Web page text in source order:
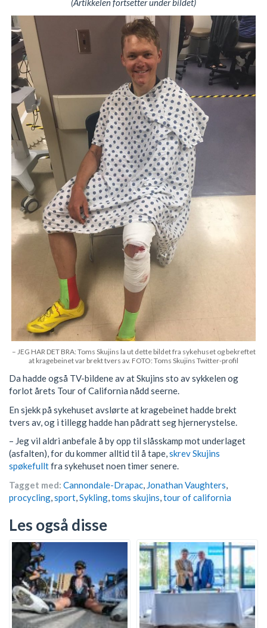
(Artikkelen fortsetter under bildet)
– JEG HAR DET BRA: Toms Skujins la ut dette bildet fra sykehuset og bekreftet
at kragebeinet var brekt tvers av. FOTO: Toms Skujins Twitter-profil
Da hadde også TV-bildene av at Skujins sto av sykkelen og
forlot årets Tour of California nådd seerne.
En sjekk på sykehuset avslørte at kragebeinet hadde brekt
tvers av, og i tillegg hadde han pådratt seg hjernerystelse.
– Jeg vil aldri anbefale å by opp til slåsskamp mot underlaget
(asfalten), for du kommer alltid til å tape,skrev Skujins
spøkefulltfra sykehuset noen timer senere.
Tagget med: Cannondale-Drapac Jonathan Vaughters
procycling sport Sykling toms skujins tour of california
Les også disse